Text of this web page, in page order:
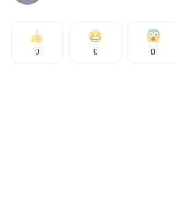
0 0 0